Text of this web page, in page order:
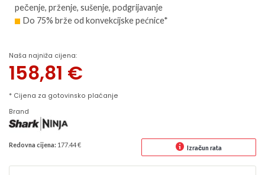
pečenje, prženje, sušenje, podgrijavanje
Do 75% brže od konvekcijske pećnice*
Naša najniža cijena:
158,81 €
* Cijena za gotovinsko plaćanje
Brand
Redovna cijena: 177.44 € Izračun rata